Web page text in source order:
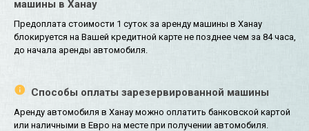
машины в Ханау
Предоплата стоимости 1 суток за аренду машины в Ханау
блокируется на Вашей кредитной карте не позднее чем за 84 часа,
до начала аренды автомобиля.
Способы оплаты зарезервированной машины
Аренду автомобиля в Ханау можно оплатить банковской картой
или наличными в Евро на месте при получении автомобиля.